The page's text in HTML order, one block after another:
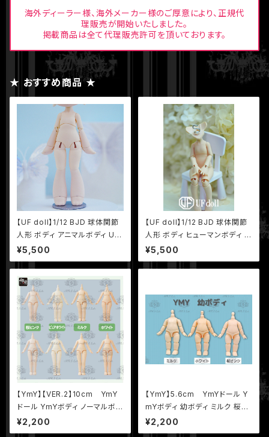
海外ディーラー様、海外メーカー様のご厚意により、正規代
理販売が開始いたしました。
掲載商品は全て代理販売許可を頂いております。
★ おすすめ商品 ★
【UF doll】1/12 BJD 球体関節
人形 ボディ アニマルボディ UF
ドール UFボディ
¥5,500
【UF doll】1/12 BJD 球体関節
人形 ボディ ヒューマンボディ U
Fドール UFボディ
¥5,500
【YmY】【VER.2】10cm YmY
ドール YmYボディ ノーマルボデ
ィ ミルク 桜ピンク ホワイト ピュ
アホワイト
¥2,200
【YmY】5.6cm YmYドール Y
mYボディ 幼ボディ ミルク 桜ピ
ンク ホワイト
¥2,200